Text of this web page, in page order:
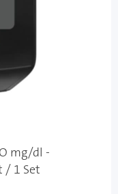
mg/dl -
/ 1 Set